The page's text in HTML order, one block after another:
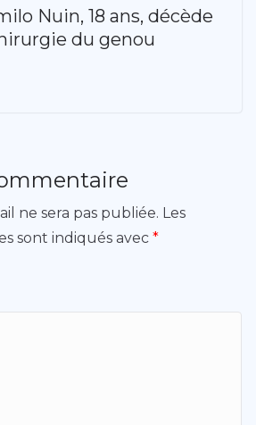
Nuin, 18 ans, décède
du genou
ne sera pas publiée. Les
sont indiqués avec *